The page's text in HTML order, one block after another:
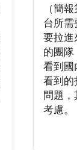
（簡
台所
要拉進
的團
看到國
看到的
問題
考慮。